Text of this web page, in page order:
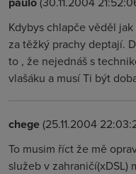
Kdybys chlapče věděl
za těžký prachy deptají.
to , že nejednáš s
vlašáku a musí Ti být
chege(25.11.2004
To musim říct že mě
služeb v zahraničí(xDSL)